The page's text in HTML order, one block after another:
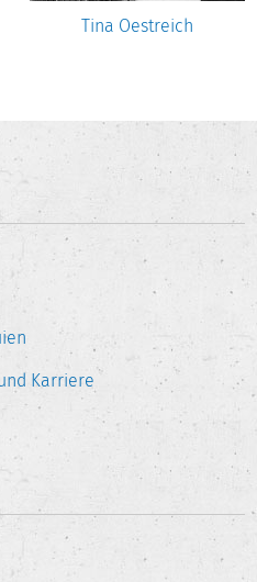
Tina Oestreich
Karriere